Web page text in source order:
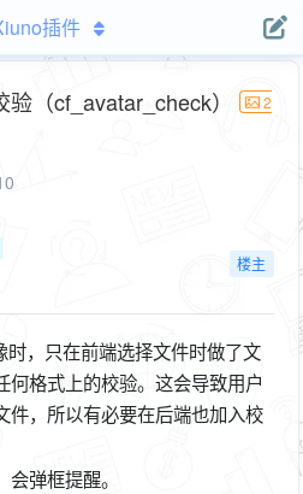
插件
（cf_avatar_check）
2
楼主
，只在前端选择文件时做了文
何格式上的校验。这会导致用户
件，所以有必要在后端也加入校
弹框提醒。